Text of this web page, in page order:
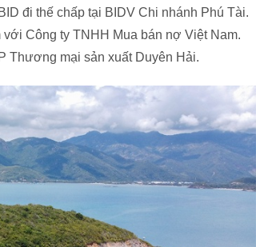
đi thế chấp tại BIDV Chi nhánh Phú Tài.
Công ty TNHH Mua bán nợ Việt Nam.
Thương mại sản xuất Duyên Hải.